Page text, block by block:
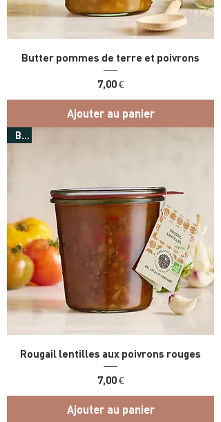
Butter pommes de terre et poivrons
Prix
7,00 €
Ajouter au panier
Bio
Rougail lentilles aux poivrons rouges
Prix
7,00 €
Ajouter au panier